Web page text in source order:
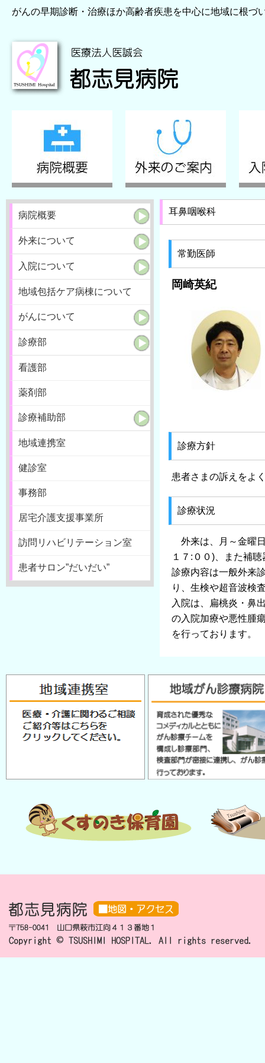
がんの早期診断・治療ほか高齢者疾患を中心に地域に根づ
病院概要
外来について
入院について
地域包括ケア病棟について
がんについて
診療部
看護部
薬剤部
診療補助部
地域連携室
健診室
事務部
居宅介護支援事業所
訪問リハビリテーション室
患者サロン”だいだい”
耳鼻咽喉科
常勤医師
岡崎英紀
診療方針
患者さまの訴えをよ
診療状況
外来は、月～金曜
１７:００)、また補
診療内容は一般外来
り、生検や超音波検
入院は、扁桃炎・鼻
の入院加療や悪性腫
を行っております